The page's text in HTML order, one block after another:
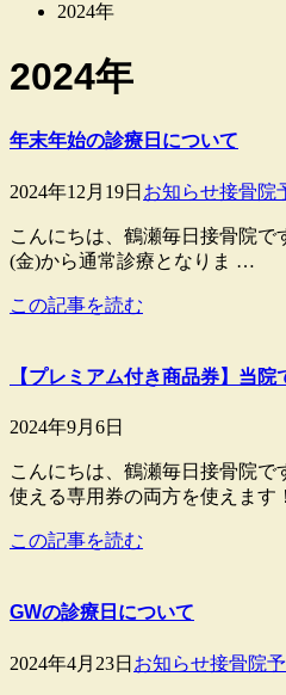
2024年
2024年
年末年始の診療日について
2024年12月19日 お知らせ接骨院
こんにちは、鶴瀬毎日接骨院で
(金)から通常診療となりま …
この記事を読む
【プレミアム付き商品券】当
2024年9月6日
こんにちは、鶴瀬毎日接骨院
使える専用券の両方を使えま
この記事を読む
GWの診療日について
2024年4月23日 お知らせ接骨院